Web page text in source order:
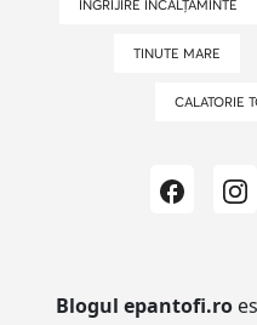
ÎNGRIJIRE ÎNCĂLȚĂMINTE
TINUTE MARE
CALATORIE
Blogul epantofi.ro